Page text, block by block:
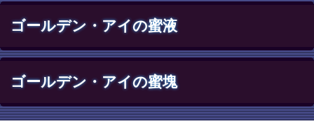
ゴールデン・アイの蜜液
ゴールデン・アイの蜜塊